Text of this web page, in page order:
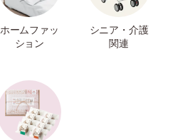
ホームファッ
ション
シニア・介護
関連